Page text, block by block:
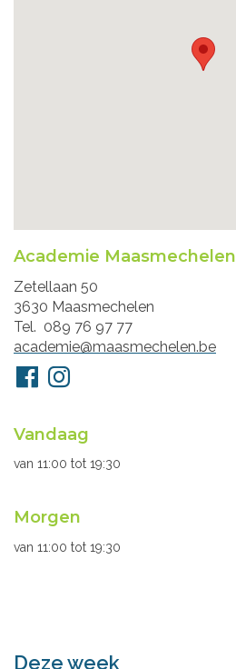
Academie Maasmechelen
Adres
Zetellaan 50
3630 Maasmechelen
Tel.
089 76 97 77
E-
mail
academie@maasmechelen.be
Volg
ons
FacebookInstagram
Openingsuren
secretariaat
Vandaag
van 11:00 tot 19:30
Morgen
van 11:00 tot 19:30
Deze week